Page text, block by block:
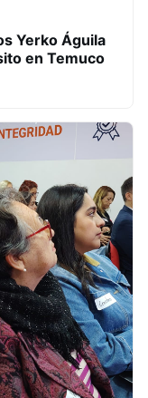
Yerko Águila
en Temuco